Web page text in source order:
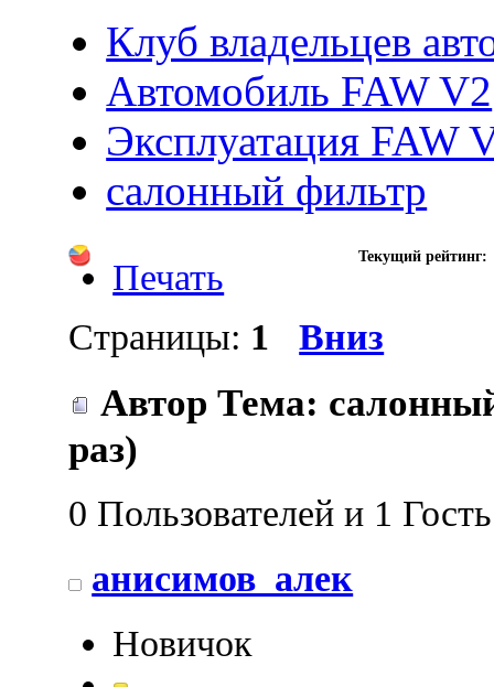
Клуб владельцев
Автомобиль FAW V2
Эксплуатация FAW
салонный фильтр
Текущий
Печать
Страницы: 1 Вниз
Автор Тема:
раз)
0 Пользователей и 1
анисимов_алек
Новичок